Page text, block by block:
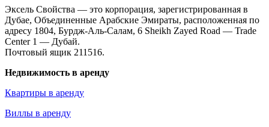
Эксель Свойства — это корпорация, зарегистрированная в
Дубае, Объединенные Арабские Эмираты, расположенная по
адресу 1804, Бурдж-Аль-Салам, 6 Sheikh Zayed Road — Trade
Center 1 — Дубай.
Почтовый ящик 211516.
Недвижимость в аренду
Квартиры в аренду
Виллы в аренду